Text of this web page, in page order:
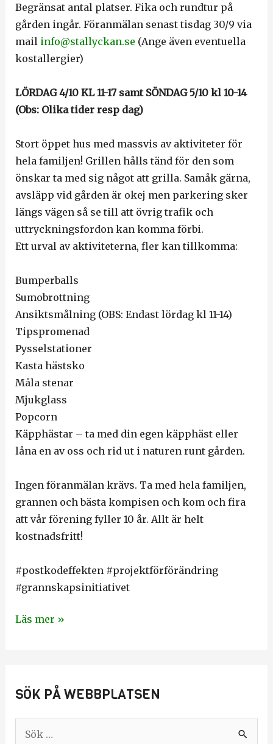
Begränsat antal platser. Fika och rundtur på
gården ingår. Föranmälan senast tisdag 30/9 via
mail info@stallyckan.se (Ange även eventuella
kostallergier)
LÖRDAG 4/10 KL 11-17 samt SÖNDAG 5/10 kl 10-14
(Obs: Olika tider resp dag)
Stort öppet hus med massvis av aktiviteter för
hela familjen! Grillen hålls tänd för den som
önskar ta med sig något att grilla. Samåk gärna,
avsläpp vid gården är okej men parkering sker
längs vägen så se till att övrig trafik och
uttryckningsfordon kan komma förbi.
Ett urval av aktiviteterna, fler kan tillkomma:
Bumperballs
Sumobrottning
Ansiktsmålning (OBS: Endast lördag kl 11-14)
Tipspromenad
Pysselstationer
Kasta hästsko
Måla stenar
Mjukglass
Popcorn
Käpphästar – ta med din egen käpphäst eller
låna en av oss och rid ut i naturen runt gården.
Ingen föranmälan krävs. Ta med hela familjen,
grannen och bästa kompisen och kom och fira
att vår förening fyller 10 år. Allt är helt
kostnadsfritt!
#postkodeffekten #projektförförändring
#grannskapsinitiativet
Läs mer »
SÖK PÅ WEBBPLATSEN